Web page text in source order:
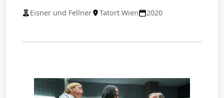
Eisner und Fellner Tatort Wien 2020